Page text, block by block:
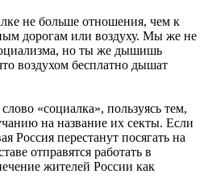
не больше отношения, чем к
дорогам или воздуху. Мы же не
но ты же дышишь
воздухом бесплатно дышат
«социалка», пользуясь тем,
на название их секты. Если
Россия перестанут посягать на
отправятся работать в
жителей России как